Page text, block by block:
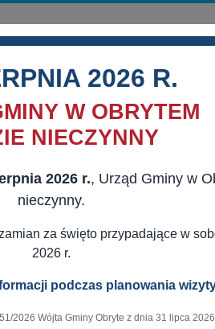
DLA MIESZKAŃCÓW DLA
CELOWYCH
2026 R.
W OBRYTEM
NIECZYNNY
2026 r., Urząd Gminy w
nieczynny.
za święto przypadające w
2026 r.
podczas planowania
2026 Wójta Gminy Obryte z dnia 31 lipca 2026